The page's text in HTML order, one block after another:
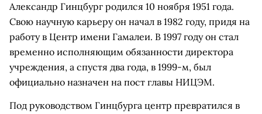
Александр Гинцбург родился 10 ноября 1951 года.
Свою научную карьеру он начал в 1982 году, придя на
работу в Центр имени Гамалеи. В 1997 году он стал
временно исполняющим обязанности директора
учреждения, а спустя два года, в 1999-м, был
официально назначен на пост главы НИЦЭМ.
Под руководством Гинцбурга центр превратился в